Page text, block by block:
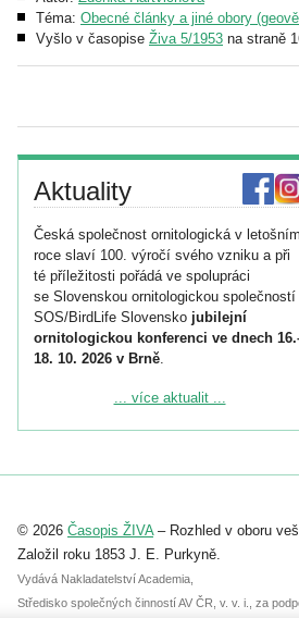
Téma: Obecné články a jiné obory
Vyšlo v časopise Živa 5/1953 na straně
Aktuality
Česká společnost ornitologická v letošním
roce slaví 100. výročí svého vzniku a při
té příležitosti pořádá ve spolupráci
se Slovenskou ornitologickou společností
SOS/BirdLife Slovensko jubilejní
ornitologickou konferenci ve dnech
18. 10. 2026 v Brně.
Podrobnější informace ke konferenci
Registrovat se můžete do 6. září.
abstraktu přihlášené přednášky nebo
posteru je už 30. června.
... více aktualit ...
© 2026 Časopis ŽIVA– Rozhled v oboru
Založil roku 1853 J. E. Purkyně.
Vydává Nakladatelství Academia,
Středisko společných činností AV ČR, v. v. i., za